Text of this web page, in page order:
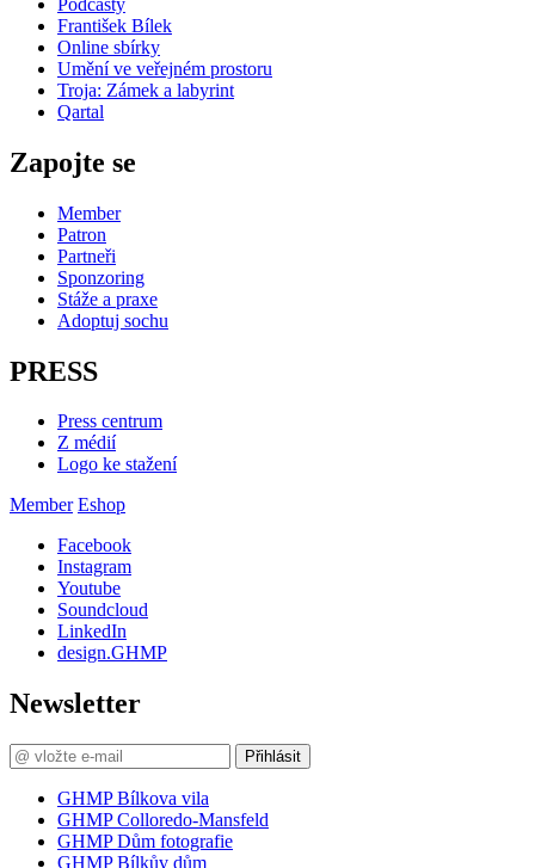
František Bílek
Online sbírky
Umění ve veřejném prostoru
Troja: Zámek a labyrint
Qartal
Zapojte se
Member
Patron
Partneři
Sponzoring
Stáže a praxe
Adoptuj sochu
PRESS
Press centrum
Z médií
Logo ke stažení
Member Eshop
Facebook
Instagram
Youtube
Soundcloud
LinkedIn
design.GHMP
Newsletter
Přihlásit
GHMP Bílkova vila
GHMP Colloredo-Mansfeld
GHMP Dům fotografie
GHMP Bílkův dům